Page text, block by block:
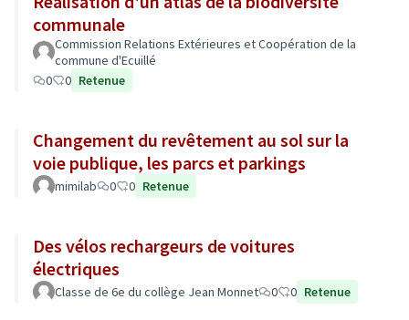
communale
Commission Relations Extérieures et Coopération de la
commune d'Ecuillé
0
0 Retenue
Changement du revêtement au sol sur la
voie publique, les parcs et parkings
mimilab 0 0 Retenue
Des vélos rechargeurs de voitures
électriques
Classe de 6e du collège Jean Monnet 0 0 Retenue